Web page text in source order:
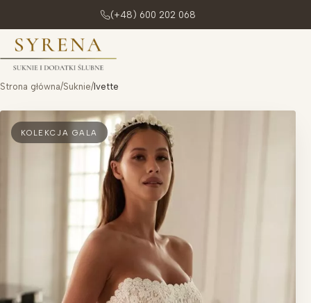
Przejdź do treści
(+48) 600 202 068
Strona główna/Suknie/ Ivette
KOLEKCJA GALA